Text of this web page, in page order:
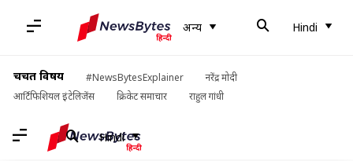
अन्य Hindi
चर्चित विषय #NewsBytesExplainer
नरेंद्र मोदी
आर्टिफिशियल इंटेलिजेंस
क्रिकेट समाचार राहुल गांधी
Hindi